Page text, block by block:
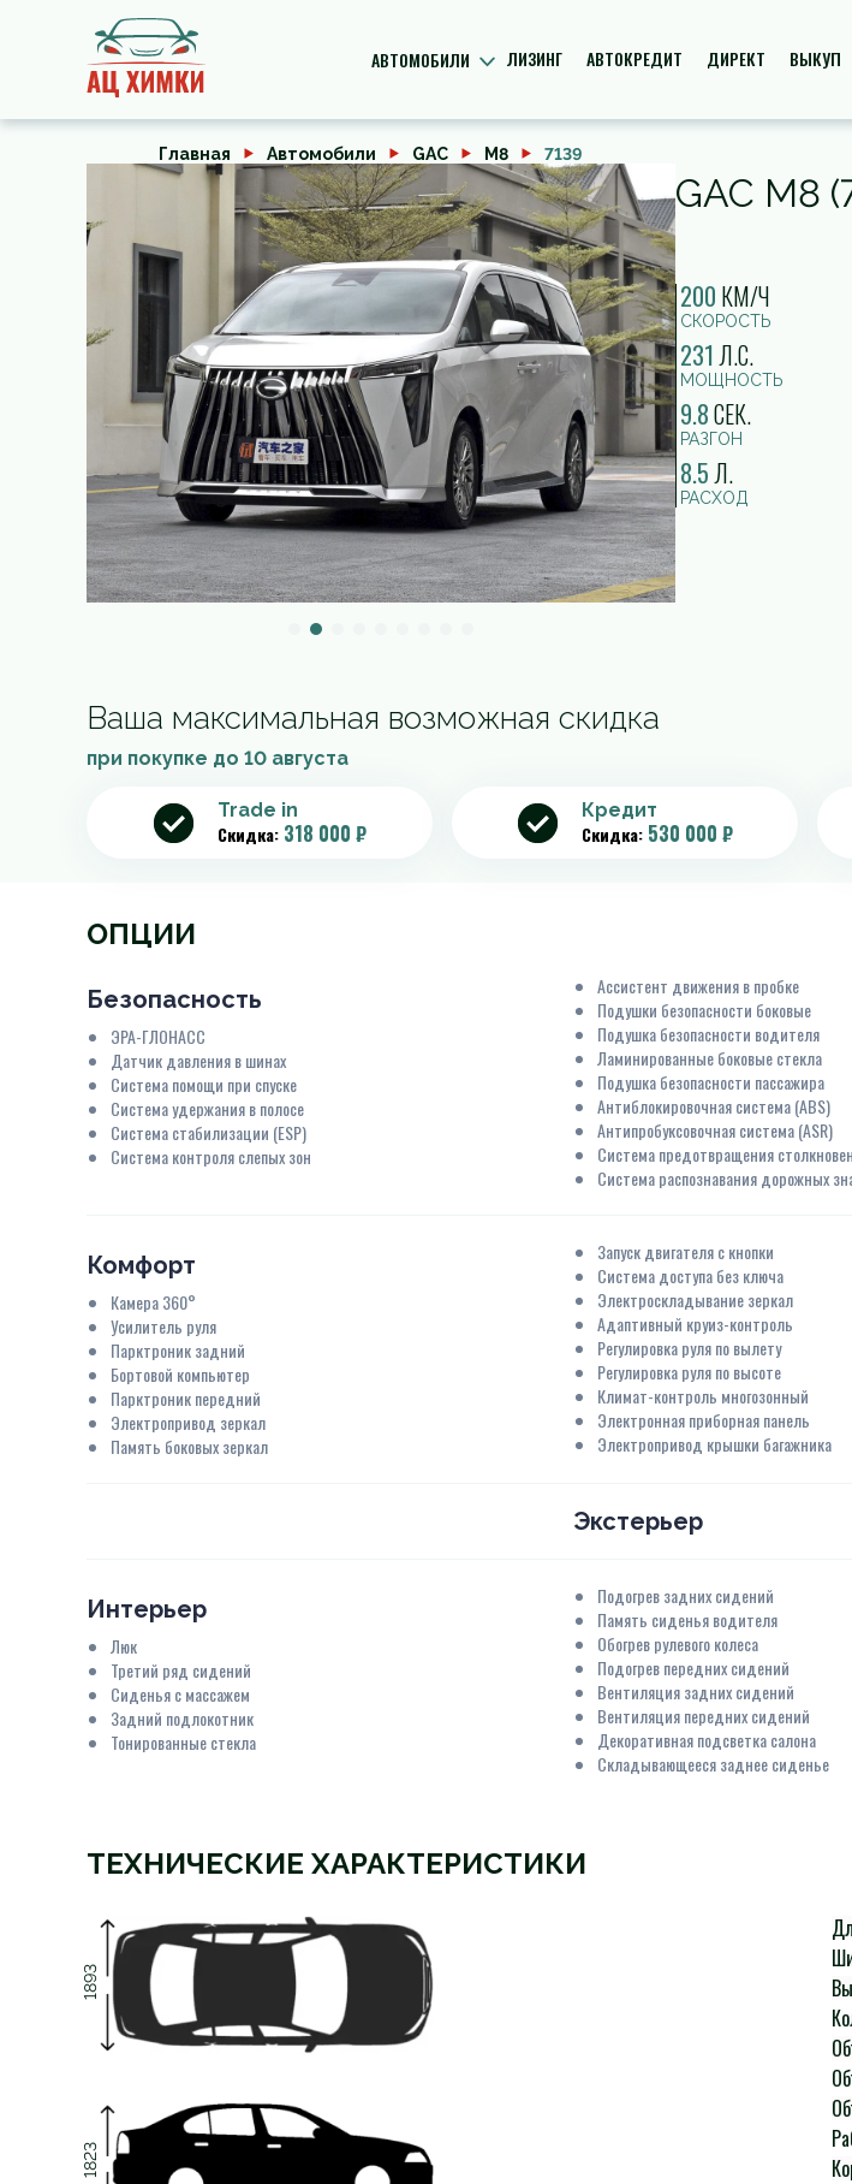
АВТОМОБИЛИ ЛИЗИНГ АВТОКРЕДИТ ДИРЕКТ ВЫКУП
Главная Автомобили GAC M8 7139
GAC M8
200 КМ/Ч
СКОРОСТЬ
231Л.С.
МОЩНОСТЬ
9.8СЕК.
РАЗГОН
8.5Л.
РАСХОД
Ваша максимальная возможная скидка
при покупке до 10 августа
Trade in
Скидка: 318 000 ₽
Кредит
Скидка: 530 000 ₽
ОПЦИИ
Безопасность
ЭРА-ГЛОНАСС
Датчик давления в шинах
Система помощи при спуске
Система удержания в полосе
Система стабилизации (ESP)
Система контроля слепых зон
Ассистент движения в пробке
Подушки безопасности боковые
Подушка безопасности водителя
Ламинированные боковые стекла
Подушка безопасности пассажира
Антиблокировочная система (ABS)
Антипробуксовочная система (ASR)
Система предотвращения
Система распознавания дорожных
Комфорт
Камера 360°
Усилитель руля
Парктроник задний
Бортовой компьютер
Парктроник передний
Электропривод зеркал
Память боковых зеркал
Запуск двигателя с кнопки
Система доступа без ключа
Электроскладывание зеркал
Адаптивный круиз-контроль
Регулировка руля по вылету
Регулировка руля по высоте
Климат-контроль многозонный
Электронная приборная панель
Электропривод крышки багажника
Экстерьер
Интерьер
Люк
Третий ряд сидений
Сиденья с массажем
Задний подлокотник
Тонированные стекла
Подогрев задних сидений
Память сиденья водителя
Обогрев рулевого колеса
Подогрев передних сидений
Вентиляция задних сидений
Вентиляция передних сидений
Декоративная подсветка салона
Складывающееся заднее сиденье
ТЕХНИЧЕСКИЕ ХАРАКТЕРИСТИКИ
1893
1823